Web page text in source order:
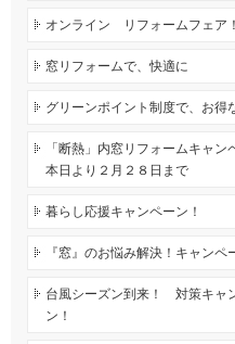
オンライン リフォームフェア！
窓リフォームで、快適に
グリーンポイント制度で、お得
「断熱」内窓リフォームキャン
本日より２月２８日まで
暮らし応援キャンペーン！
『窓』のお悩み解決！キャンペ
台風シーズン到来！ 対策キャ
ン！